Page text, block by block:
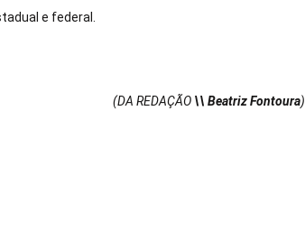
e federal.
(DA REDAÇÃO \\ Beatriz Fontoura)